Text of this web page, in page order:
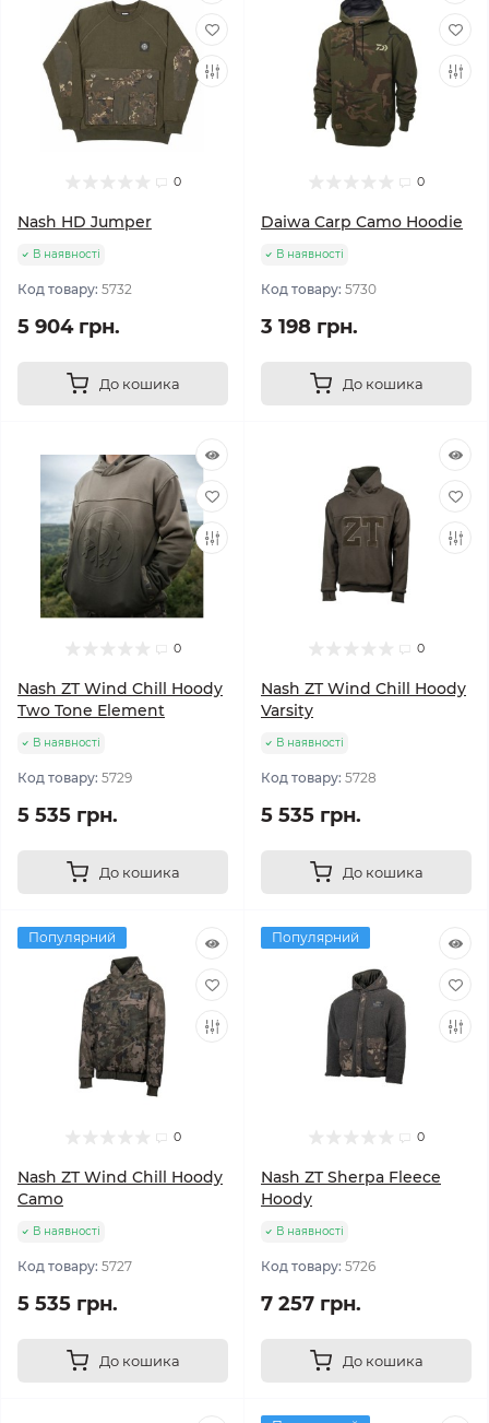
0
Nash HD Jumper
В наявності
Код товару: 5732
5 904 грн.
До кошика
0
Daiwa Carp Camo Hoodie
В наявності
Код товару: 5730
3 198 грн.
До кошика
0
Nash ZT Wind Chill Hoody
Two Tone Element
В наявності
Код товару: 5729
5 535 грн.
До кошика
0
Nash ZT Wind Chill Hoody
Varsity
В наявності
Код товару: 5728
5 535 грн.
До кошика
Популярний
0
Nash ZT Wind Chill Hoody
Camo
В наявності
Код товару: 5727
5 535 грн.
До кошика
Популярний
0
Nash ZT Sherpa Fleece
Hoody
В наявності
Код товару: 5726
7 257 грн.
До кошика